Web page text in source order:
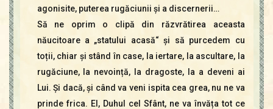
agonisite, puterea rugăciunii și a discernerii…
Să ne oprim o clipă din răzvrătirea aceasta
năucitoare a „statului acasă“ și să purcedem cu
toții, chiar și stând în case, la iertare, la ascultare, la
rugăciune, la nevoință, la dragoste, la a deveni ai
Lui. Și dacă, și când va veni ispita cea grea, nu ne va
prinde frica. El, Duhul cel Sfânt, ne va învăța tot ce